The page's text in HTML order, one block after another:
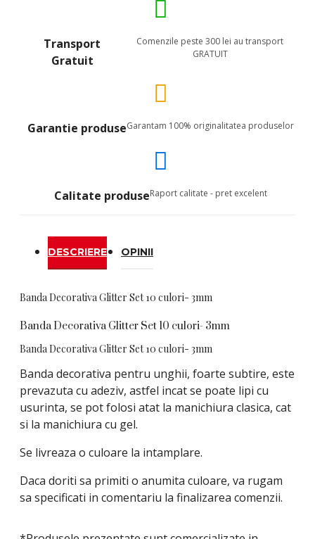
Transport
Gratuit
Comenzile peste 300 lei au transport
GRATUIT
Garantie produseGarantam 100% originalitatea produselor
Calitate produseRaport calitate - pret excelent
DESCRIERE OPINII
Banda Decorativa Glitter Set 10 culori- 3mm
Banda Decorativa Glitter Set 10 culori- 3mm
Banda Decorativa Glitter Set 10 culori- 3mm
Banda decorativa pentru unghii, foarte subtire, este
prevazuta cu adeziv, astfel incat se poate lipi cu
usurinta, se pot folosi atat la manichiura clasica, cat
si la manichiura cu gel.
Se livreaza o culoare la intamplare.
Daca doriti sa primiti o anumita culoare, va rugam
sa specificati in comentariu la finalizarea comenzii.